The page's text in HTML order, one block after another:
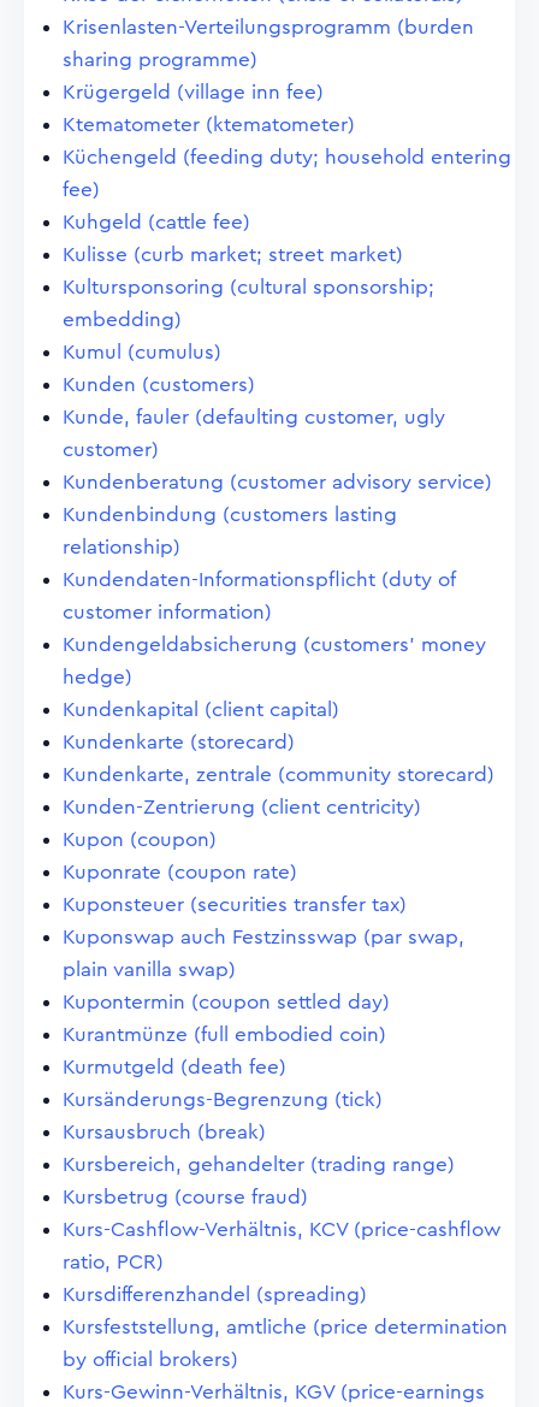
Krisenlasten-Verteilungsprogramm (burden
sharing programme)
Krügergeld (village inn fee)
Ktematometer (ktematometer)
Küchengeld (feeding duty; household entering
fee)
Kuhgeld (cattle fee)
Kulisse (curb market; street market)
Kultursponsoring (cultural sponsorship;
embedding)
Kumul (cumulus)
Kunden (customers)
Kunde, fauler (defaulting customer, ugly
customer)
Kundenberatung (customer advisory service)
Kundenbindung (customers lasting
relationship)
Kundendaten-Informationspflicht (duty of
customer information)
Kundengeldabsicherung (customers' money
hedge)
Kundenkapital (client capital)
Kundenkarte (storecard)
Kundenkarte, zentrale (community storecard)
Kunden-Zentrierung (client centricity)
Kupon (coupon)
Kuponrate (coupon rate)
Kuponsteuer (securities transfer tax)
Kuponswap auch Festzinsswap (par swap,
plain vanilla swap)
Kupontermin (coupon settled day)
Kurantmünze (full embodied coin)
Kurmutgeld (death fee)
Kursänderungs-Begrenzung (tick)
Kursausbruch (break)
Kursbereich, gehandelter (trading range)
Kursbetrug (course fraud)
Kurs-Cashflow-Verhältnis, KCV (price-cashflow
ratio, PCR)
Kursdifferenzhandel (spreading)
Kursfeststellung, amtliche (price determination
by official brokers)
Kurs-Gewinn-Verhältnis, KGV (price-earnings